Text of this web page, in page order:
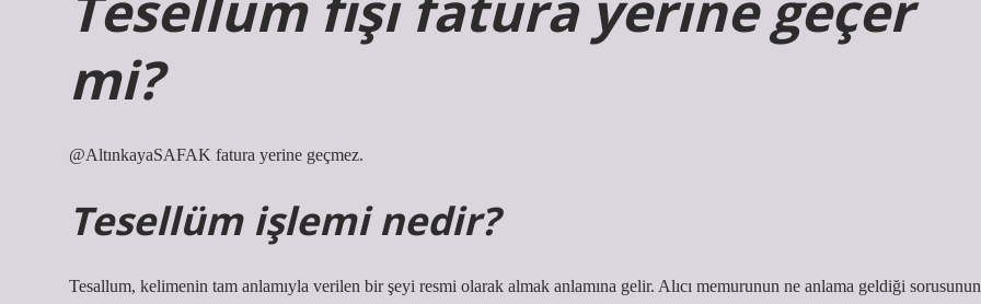
mi?
@AltınkayaSAFAK fatura yerine geçmez.
Tesellüm işlemi nedir?
Tesallum, kelimenin tam anlamıyla verilen bir şeyi resmi olarak almak anlamına gelir. Alıcı memurunun ne anlama geldiği sorusunun